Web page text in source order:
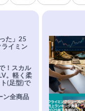
た」25
ライミン
！スカル
。軽く柔
(足型)で
ン全商品